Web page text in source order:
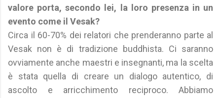
valore porta, secondo lei, la loro presenza in un
evento come il Vesak?
Circa il 60-70% dei relatori che prenderanno parte al
Vesak non è di tradizione buddhista. Ci saranno
ovviamente anche maestri e insegnanti, ma la scelta
è stata quella di creare un dialogo autentico, di
ascolto e arricchimento reciproco. Abbiamo